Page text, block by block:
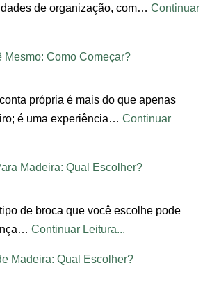
de organização, com… Continuar
Mesmo: Como Começar?
própria é mais do que apenas
é uma experiência… Continuar
Madeira: Qual Escolher?
de broca que você escolhe pode
Continuar Leitura...
Madeira: Qual Escolher?